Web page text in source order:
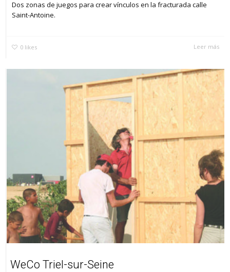
Dos zonas de juegos para crear vínculos en la fracturada calle
Saint-Antoine.
0 likes Leer más
WeCo Triel-sur-Seine